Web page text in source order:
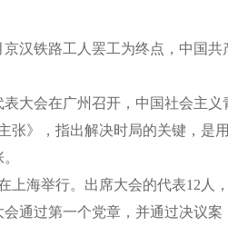
铁路工人罢工为终点，中国共
会在广州召开，中国社会主义
，指出解决时局的关键，是用
举行。出席大会的代表12人，
通过第一个党章，并通过决议